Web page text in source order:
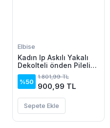
Elbise
Kadın Ip Askılı Yakalı
Dekolteli önden Pileli
Midi Ithal Krep Elbise
%50
1.801,99 TL
900,99 TL
Sepete Ekle